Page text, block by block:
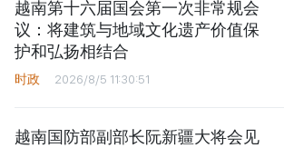
越南第十六届国会第一次非常规会
议：将建筑与地域文化遗产价值保
护和弘扬相结合
时政 2026/8/5 11:30:51
越南国防部副部长阮新疆大将会见